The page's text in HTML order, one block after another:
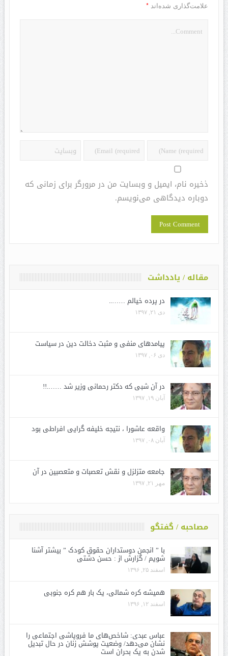
علامت‌گذاری شده‌اند *
ذخیره نام، ایمیل و وبسایت من در مرورگر برای زمانی که
دوباره دیدگاهی می‌نویسم.
مقاله / یادداشت
در پرده خیالم ……..
دی ۲۱, ۱۳۹۷
پیامدهای منفی و مثبت دخالت دین در سیاست
دی ۰۶, ۱۳۹۷
در آن شبی که دکتر رحمانی وزیر شد …….!!
آبان ۱۹, ۱۳۹۷
واقعه عاشورا ، نتیجه خلیفه گرایی افراطی بود
آبان ۰۸, ۱۳۹۷
جامعه متزلزل و نقش تعصبات و متعصبین در آن
مهر ۲۱, ۱۳۹۷
مصاحبه / گفتگو
با ” انجمن دوستداران حقوق کودک ” بیشتر آشنا
شویم / گزارش از : حسن دشتی
اسفند ۲۵, ۱۳۹۶
همیشه کره شمالی، یک بار هم کره جنوبی
اسفند ۱۲, ۱۳۹۶
عباس عبدی: شاخص‌های ما فروپاشی اجتماعی را
نشان می‌دهد/ وضعیت پوشش زنان در حال تبدیل
شدن به یک بحران است